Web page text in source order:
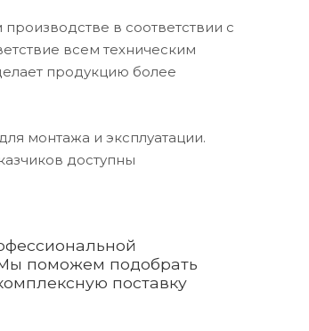
в соответствии с
всем техническим
продукцию более
монтажа и эксплуатации.
доступны
Мы поможем подобрать
поставку